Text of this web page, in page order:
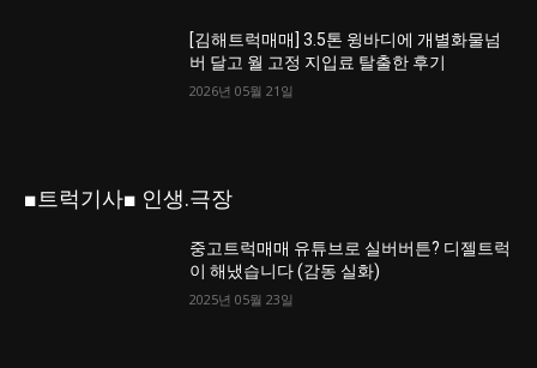
[김해트럭매매] 3.5톤 윙바디에 개별화물넘
버 달고 월 고정 지입료 탈출한 후기
2026년 05월 21일
■트럭기사■ 인생.극장
중고트럭매매 유튜브로 실버버튼? 디젤트럭
이 해냈습니다 (감동 실화)
2025년 05월 23일